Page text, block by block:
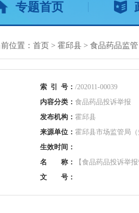
专题首页
位置： 首页 > 霍邱县 > 食品药品监管
索 引 号： /202011-00039
内容分类： 食品药品投诉举报
发布机构： 霍邱县
来源单位： 霍邱县市场监管局（
生效时间：
名 称：
【食品药品投诉举
文 号：